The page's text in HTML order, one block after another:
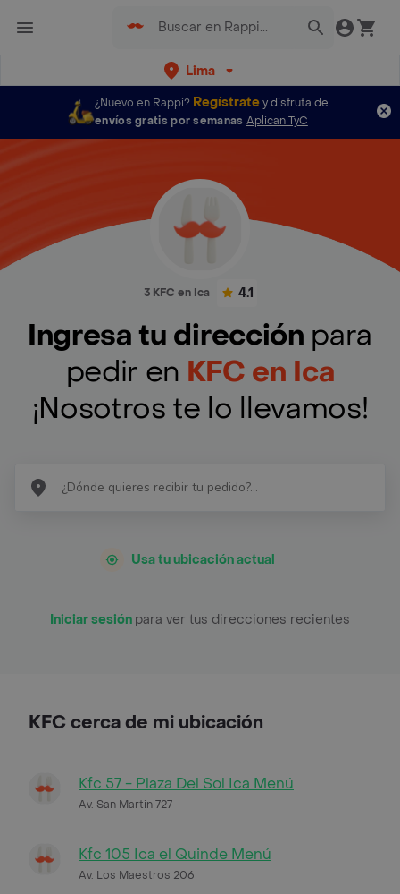
Lima
¿Nuevo en Rappi? Regístratey disfruta de
envíos gratis por semanas Aplican TyC
3 KFC en Ica 4.1
Ingresa tu dirección para
pedir en KFC en Ica
¡Nosotros te lo llevamos!
Usa tu ubicación actual
Iniciar sesión para ver tus direcciones recientes
KFC cerca de mi ubicación
Kfc 57 - Plaza Del Sol Ica Menú
Av. San Martin 727
Kfc 105 Ica el Quinde Menú
Av. Los Maestros 206